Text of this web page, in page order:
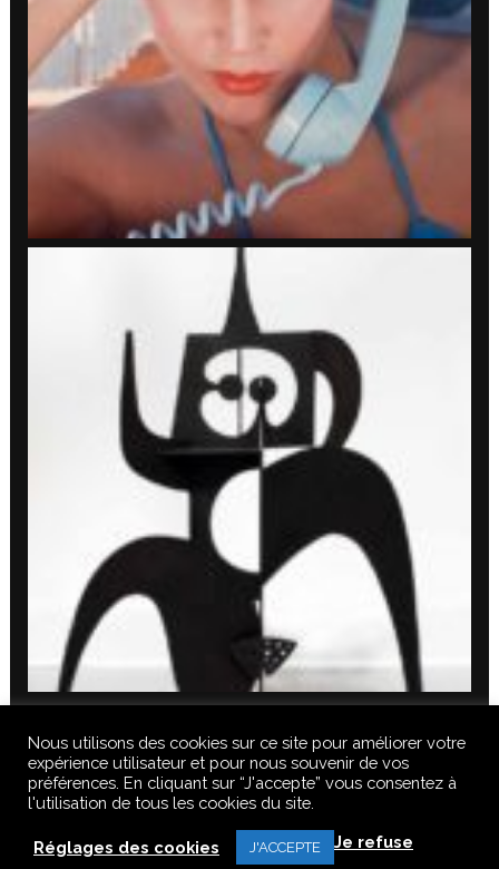
TEXTES, IMAGES, VIDEOS, GRAPHIQUES, SONS DE CE SITE SONT
SOUMISES À DES DROITS D’AUTEURS, REPRODUCTION INTERDITE.
Nous utilisons des cookies sur ce site pour améliorer votre
expérience utilisateur et pour nous souvenir de vos
préférences. En cliquant sur “J'accepte” vous consentez à
l'utilisation de tous les cookies du site.
Réglages des cookies J'ACCEPTE Je refuse